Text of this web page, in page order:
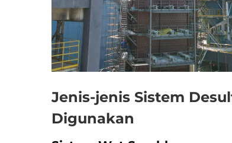
Jenis-jenis Sistem
Digunakan